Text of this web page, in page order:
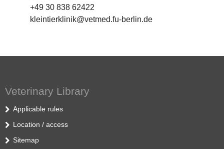
+49 30 838 62422
kleintierklinik@vetmed.fu-berlin.de
Veterinary Library
Applicable rules
Location / access
Sitemap